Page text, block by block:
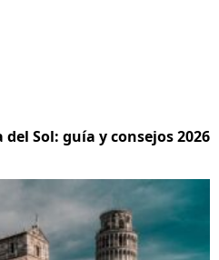
Sol: guía y consejos 2026